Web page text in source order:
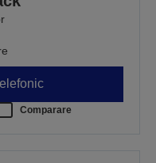
Comparare